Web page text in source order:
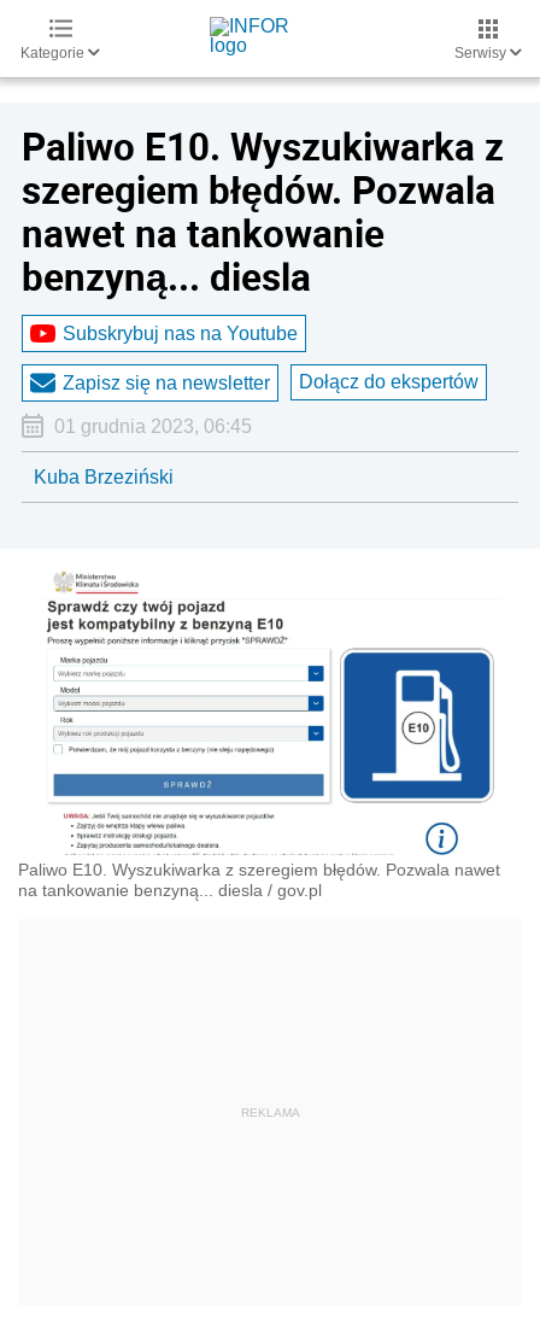
Kategorie Serwisy
Paliwo E10. Wyszukiwarka z
szeregiem błędów. Pozwala
nawet na tankowanie
benzyną... diesla
Subskrybuj nas na Youtube
Zapisz się na newsletter Dołącz do ekspertów
01 grudnia 2023, 06:45
Kuba Brzeziński
Paliwo E10. Wyszukiwarka z szeregiem błędów. Pozwala nawet
na tankowanie benzyną... diesla / gov.pl